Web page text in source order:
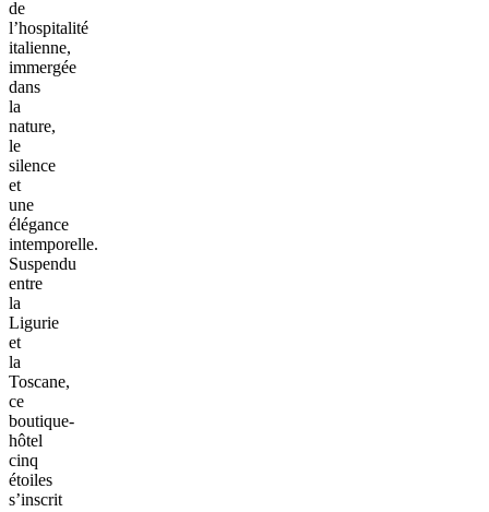
de
l’hospitalité
italienne,
immergée
dans
la
nature,
le
silence
et
une
élégance
intemporelle.
Suspendu
entre
la
Ligurie
et
la
Toscane,
ce
boutique-
hôtel
cinq
étoiles
s’inscrit